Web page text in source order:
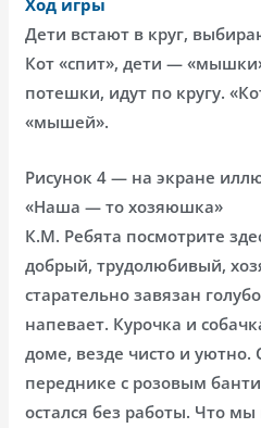
Дети встают в круг,
Кот «спит», дети —
потешки, идут по кругу.
«мышей».
Рисунок 4 — на экране
«Наша — то хозяюшка»
К.М. Ребята посмотрите
добрый, трудолюбивый,
старательно завязан
напевает. Курочка и
доме, везде чисто и уютно.
переднике с розовым
остался без работы. Что